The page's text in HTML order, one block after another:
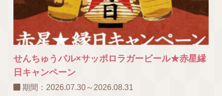
せんちゅうパル×サッポロラガービール★赤星縁
日キャンペーン
期間：2026.07.30～2026.08.31